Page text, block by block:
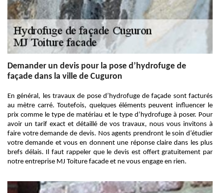
Demander un devis pour la pose d’hydrofuge de
façade dans la ville de Cuguron
En général, les travaux de pose d’hydrofuge de façade sont facturés
au mètre carré. Toutefois, quelques éléments peuvent influencer le
prix comme le type de matériau et le type d’hydrofuge à poser. Pour
avoir un tarif exact et détaillé de vos travaux, nous vous invitons à
faire votre demande de devis. Nos agents prendront le soin d’étudier
votre demande et vous en donnent une réponse claire dans les plus
brefs délais. Il faut rappeler que le devis est offert gratuitement par
notre entreprise MJ Toiture facade et ne vous engage en rien.